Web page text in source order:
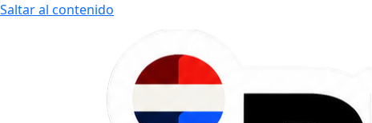
Saltar al contenido